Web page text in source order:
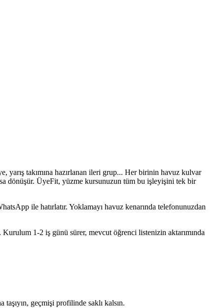
yarış takımına hazırlanan ileri grup... Her birinin havuz kulvar
dönüşür. ÜyeFit, yüzme kursunuzun tüm bu işleyişini tek bir
ile hatırlatır. Yoklamayı havuz kenarında telefonunuzdan
Kurulum 1-2 iş günü sürer, mevcut öğrenci listenizin aktarımında
geçmişi profilinde saklı kalsın.